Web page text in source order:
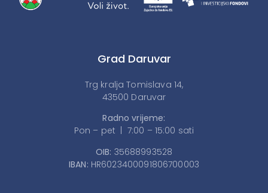
Grad Daruvar
Trg kralja Tomislava 14,
43500 Daruvar
Radno vrijeme:
Pon – pet | 7:00 – 15:00 sati
OIB: 35688993528
IBAN: HR6023400091806700003